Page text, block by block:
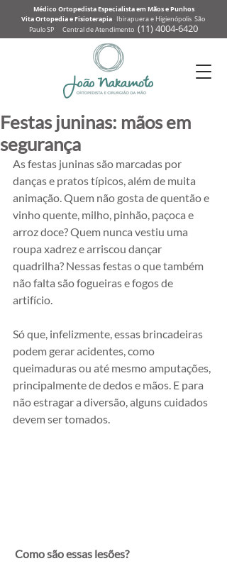
Médico Ortopedista Especialista em Mãos e Punhos
Vita Ortopedia e Fisioterapia Ibirapuera e Higienópolis São
Paulo SP Central de Atendimento (11) 4004-6420
Festas juninas: mãos em
segurança
As festas juninas são marcadas por
danças e pratos típicos, além de muita
animação. Quem não gosta de quentão e
vinho quente, milho, pinhão, paçoca e
arroz doce? Quem nunca vestiu uma
roupa xadrez e arriscou dançar
quadrilha? Nessas festas o que também
não falta são fogueiras e fogos de
artifício.
Só que, infelizmente, essas brincadeiras
podem gerar acidentes, como
queimaduras ou até mesmo amputações,
principalmente de dedos e mãos. E para
não estragar a diversão, alguns cuidados
devem ser tomados.
Como são essas lesões?